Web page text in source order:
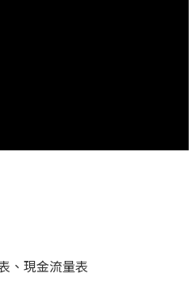
、現金流量表